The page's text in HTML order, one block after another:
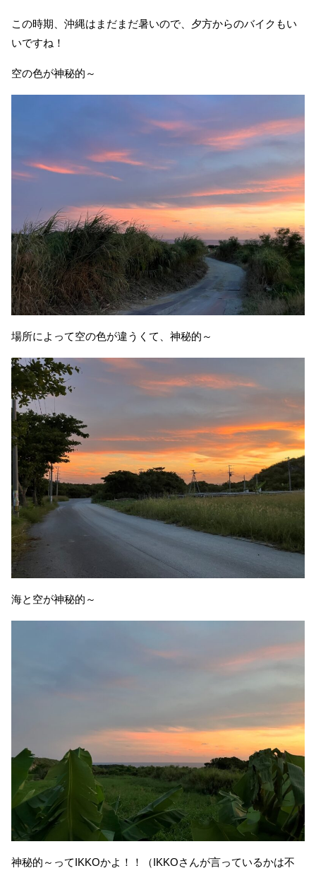
この時期、沖縄はまだまだ暑いので、夕方からのバイクもい
いですね！
空の色が神秘的～
場所によって空の色が違うくて、神秘的～
海と空が神秘的～
神秘的～ってIKKOかよ！！（IKKOさんが言っているかは不